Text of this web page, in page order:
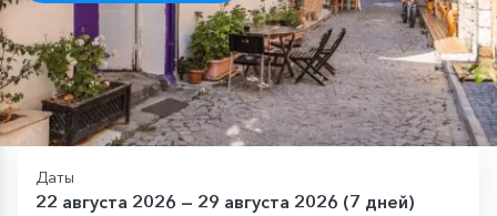
Даты
22 августа 2026 — 29 августа 2026 (7 дней)